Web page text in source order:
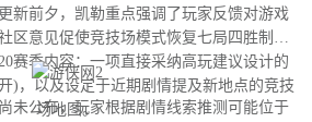
前夕，凯勒重点强调了玩家反馈对游戏
意见促使竞技场模式恢复七局四胜制。
赛季内容：一项直接采纳高玩建议设计的
)，以及设定于近期剧情提及新地点的竞技
场地图。
公布，玩家根据剧情线索推测可能位于